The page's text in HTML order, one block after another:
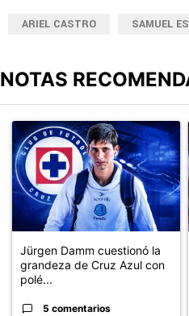
ARIEL CASTRO SAMUEL
NOTAS
Un artículo de tendencia con el
Jürgen Damm cuestionó la
grandeza de Cruz Azul con
polé...
5 comentarios